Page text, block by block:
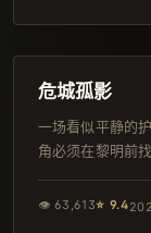
连载中
危城孤影
一场看似平静的
角必须在黎明前
👁63,613⭐ 9.4